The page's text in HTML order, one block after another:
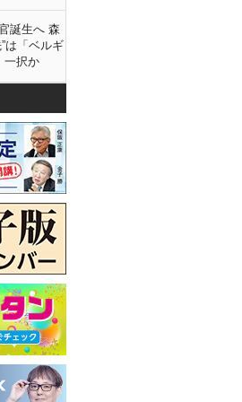
誕生へ 森
は「ベルギ
一択か